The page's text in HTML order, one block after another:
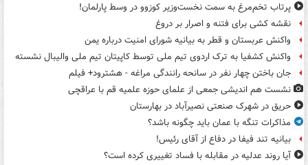
پرتاب تخم‌مرغ به سمت نخست‌وزیر کوزوو در وسط پارلمان!
نقشه کشی برای فتنه و اصرار بر دروغ
واکنش عربستان و قطر به بیانیه شورای امنیت درباره یمن
واکنش کشفیا به ترک اردوی تیم ملی توسط کاپیتان تیم ملی والیبال نشسته
جان باختن چهار نفر در سانحه رانندگی مراغه - هشترود+ فیلم
نشست هم اندیشی جمعی از علمای حوزه علمیه قم با عراقچی
حریق در شهرک صنعتی نصیرآباد در بهارستان
مذاکرات تنگه با عمان باید چگونه باشد؟
بیانیه تند فیفا در دفاع از آقای رئیس!
آیا روند عدلیه در مقابله با فساد تغییری کرده است؟